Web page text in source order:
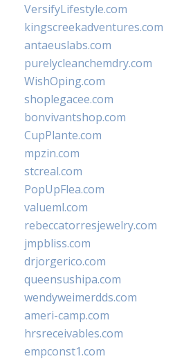
VersifyLifestyle.com
kingscreekadventures.com
antaeuslabs.com
purelycleanchemdry.com
WishOping.com
shoplegacee.com
bonvivantshop.com
CupPlante.com
mpzin.com
stcreal.com
PopUpFlea.com
valueml.com
rebeccatorresjewelry.com
jmpbliss.com
drjorgerico.com
queensushipa.com
wendyweimerdds.com
ameri-camp.com
hrsreceivables.com
empconst1.com